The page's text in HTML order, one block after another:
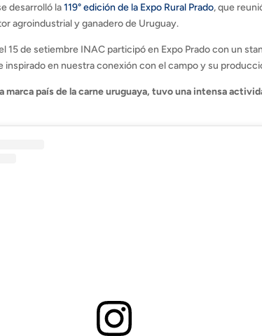
desarrolló la119° edición de la Expo Rural Prado, que
agroindustrial y ganadero de Uruguay.
15 de setiembre INAC participó en Expo Prado con un
inspirado en nuestra conexión con el campo y su
marca país de la carne uruguaya, tuvo una intensa